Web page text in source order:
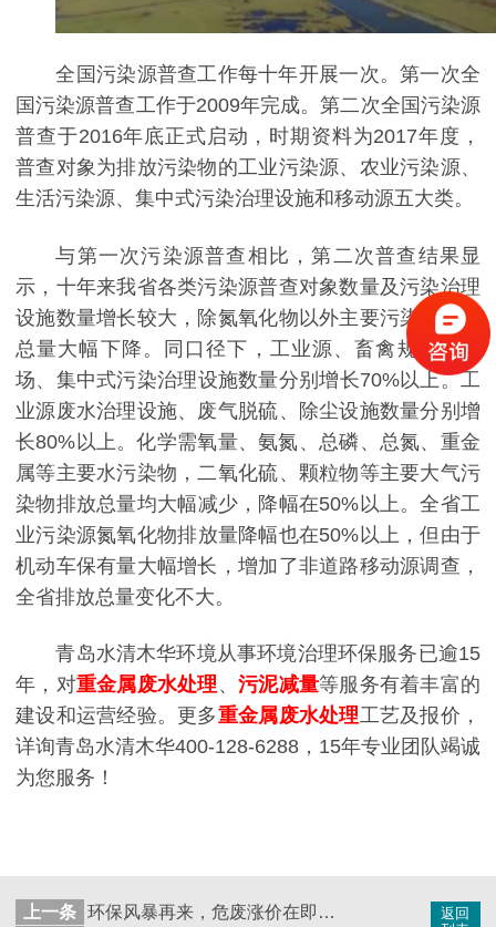
全国污染源普查工作每十年开展一次。第一次全
国污染源普查工作于2009年完成。第二次全国污染源
普查于2016年底正式启动，时期资料为2017年度，
普查对象为排放污染物的工业污染源、农业污染源、
生活污染源、集中式污染治理设施和移动源五大类。
与第一次污染源普查相比，第二次普查结果显
示，十年来我省各类污染源普查对象数量及污染治理
设施数量增长较大，除氮氧化物以外主要污染物排放
总量大幅下降。同口径下，工业源、畜禽规模养殖
场、集中式污染治理设施数量分别增长70%以上。工
业源废水治理设施、废气脱硫、除尘设施数量分别增
长80%以上。化学需氧量、氨氮、总磷、总氮、重金
属等主要水污染物，二氧化硫、颗粒物等主要大气污
染物排放总量均大幅减少，降幅在50%以上。全省工
业污染源氮氧化物排放量降幅也在50%以上，但由于
机动车保有量大幅增长，增加了非道路移动源调查，
全省排放总量变化不大。
青岛水清木华环境从事环境治理环保服务已逾15
年，对重金属废水处理 、污泥减量等服务有着丰富的
建设和运营经验。更多重金属废水处理工艺及报价，
详询青岛水清木华400-128-6288，15年专业团队竭诚
为您服务！
返回
上一条 环保风暴再来，危废涨价在即：你家的污泥会省钱吗？